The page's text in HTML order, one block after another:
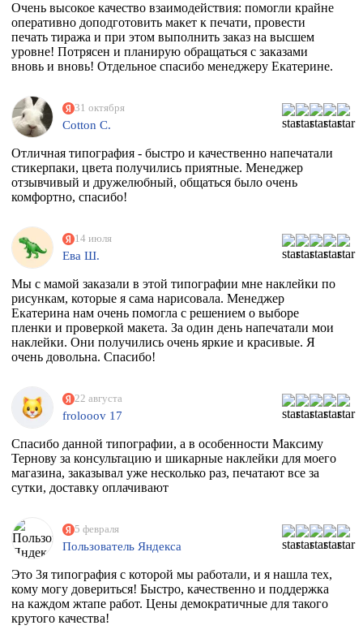
Очень высокое качество взаимодействия: помогли крайне
оперативно доподготовить макет к печати, провести
печать тиража и при этом выполнить заказ на высшем
уровне! Потрясен и планирую обращаться с заказами
вновь и вновь! Отдельное спасибо менеджеру Екатерине.
31 октября
Cotton C.
Отличная типография - быстро и качественно напечатали
стикерпаки, цвета получились приятные. Менеджер
отзывчивый и дружелюбный, общаться было очень
комфортно, спасибо!
14 июля
Ева Ш.
Мы с мамой заказали в этой типографии мне наклейки по
рисункам, которые я сама нарисовала. Менеджер
Екатерина нам очень помогла с решением о выборе
пленки и проверкой макета. За один день напечатали мои
наклейки. Они получились очень яркие и красивые. Я
очень довольна. Спасибо!
22 августа
frolooov 17
Спасибо данной типографии, а в особенности Максиму
Тернову за консультацию и шикарные наклейки для моего
магазина, заказывал уже несколько раз, печатают все за
сутки, доставку оплачивают
5 февраля
Пользователь Яндекса
Это 3я типография с которой мы работали, и я нашла тех,
кому могу довериться! Быстро, качественно и поддержка
на каждом жтапе работ. Цены демократичные для такого
крутого качества!